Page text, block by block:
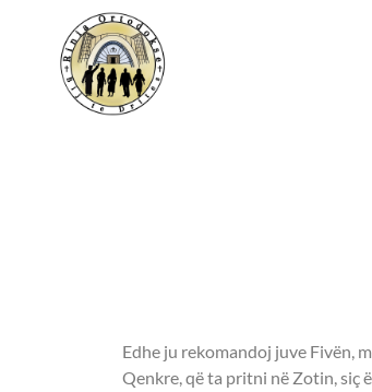
Edhe ju rekomandoj juve Fivën,
Qenkre, që ta pritni në Zotin, siç